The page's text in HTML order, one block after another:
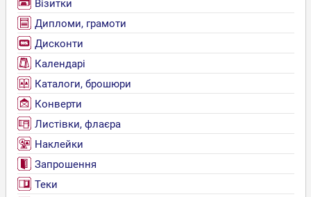
Візитки
Дипломи, грамоти
Дисконти
Календарі
Каталоги, брошюри
Конверти
Листівки, флаєра
Наклейки
Запрошення
Теки